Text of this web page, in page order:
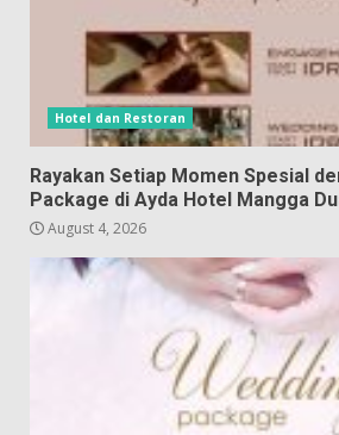
Hotel dan Restoran
Rayakan Setiap Momen Spesial
Package di Ayda Hotel Mangga
August 4, 2026